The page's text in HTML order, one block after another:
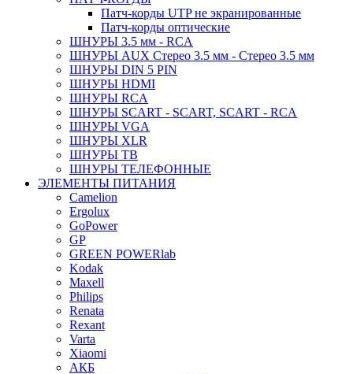
Патч-корды UTP не экранированные
Патч-корды оптические
ШНУРЫ 3.5 мм - RCA
ШНУРЫ AUX Стерео 3.5 мм - Стерео 3.5 мм
ШНУРЫ DIN 5 PIN
ШНУРЫ HDMI
ШНУРЫ RCA
ШНУРЫ SCART - SCART, SCART - RCA
ШНУРЫ VGA
ШНУРЫ XLR
ШНУРЫ ТВ
ШНУРЫ ТЕЛЕФОННЫЕ
ЭЛЕМЕНТЫ ПИТАНИЯ
Camelion
Ergolux
GoPower
GP
GREEN POWERlab
Kodak
Maxell
Philips
Renata
Rexant
Varta
Xiaomi
АКБ